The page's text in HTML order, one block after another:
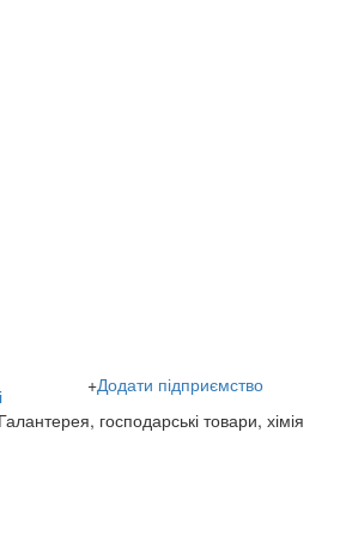
+Додати підприємство
господарські товари, хімія